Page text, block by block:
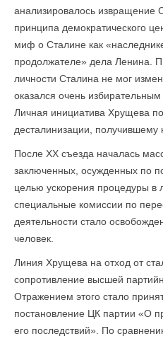
анализировалось извращение
принципа демократического
миф о Сталине как
продолжателе» дела Ленина.
личности Сталина не мог
оказался очень
Личная инициатива Хрущева
десталинизации, получившему
После XX съезда началась
заключенных, осужденных по
целью ускорения процедуры в
специальные комиссии по
деятельности стало
человек.
Линия Хрущева на отход от
сопротивление высшей
Отражением этого стало
постановление ЦК партии «О
его последствий». По